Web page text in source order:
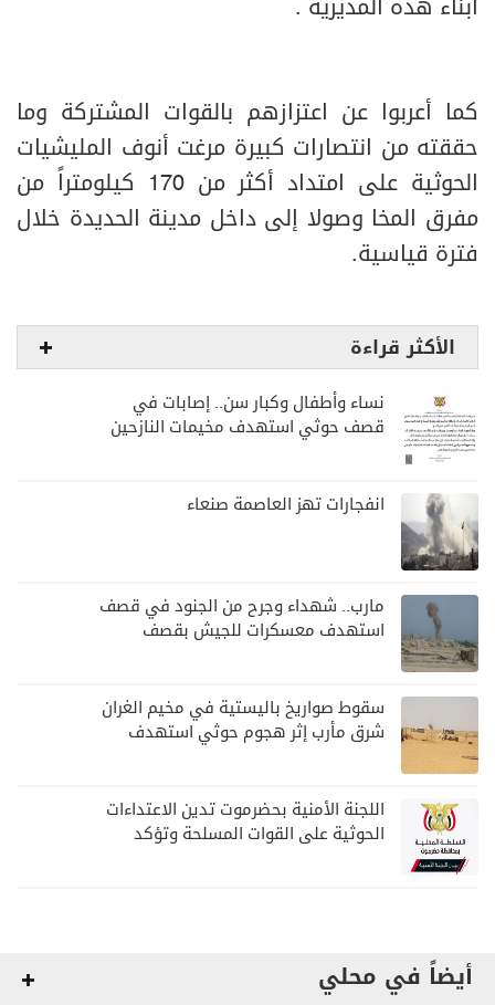
أبناء هذه المديرية .
كما أعربوا عن اعتزازهم بالقوات المشتركة وما
حققته من انتصارات كبيرة مرغت أنوف المليشيات
الحوثية على امتداد أكثر من 170 كيلومتراً من
مفرق المخا وصولا إلى داخل مدينة الحديدة خلال
فترة قياسية.
الأكثر قراءة
نساء وأطفال وكبار سن.. إصابات في
قصف حوثي استهدف مخيمات النازحين
انفجارات تهز العاصمة صنعاء
مارب.. شهداء وجرح من الجنود في قصف
استهدف معسكرات للجيش بقصف
سقوط صواريخ باليستية في مخيم الغران
شرق مأرب إثر هجوم حوثي استهدف
اللجنة الأمنية بحضرموت تدين الاعتداءات
الحوثية على القوات المسلحة وتؤكد
أيضاً في محلي